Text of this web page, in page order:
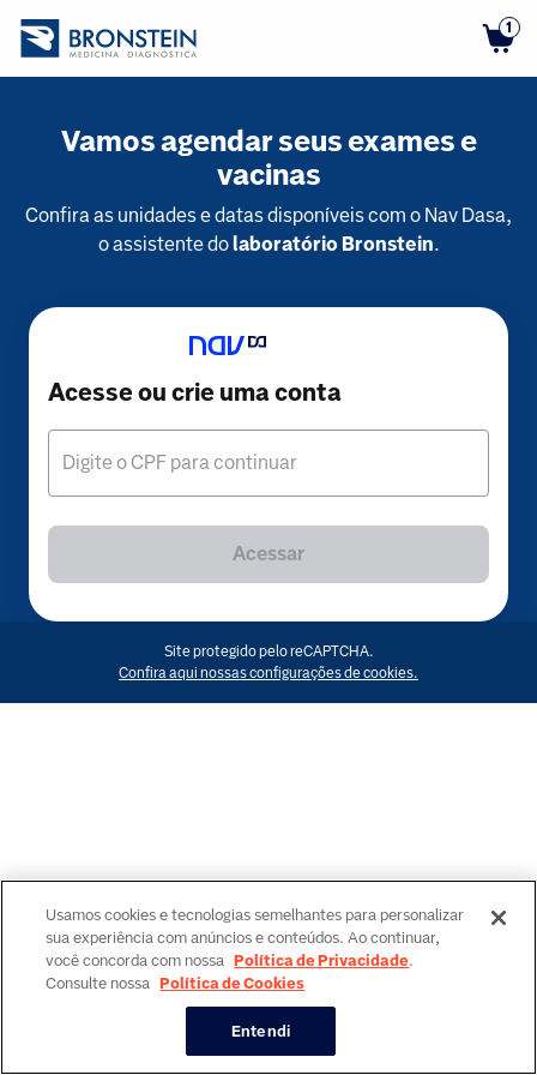
1
Vamos agendar seus exames e
vacinas
Confira as unidades e datas disponíveis com o Nav Dasa,
o assistente dolaboratório Bronstein.
Acesse ou crie uma conta
Digite o CPF para continuar
Acessar
Site protegido pelo reCAPTCHA.
Confira aqui nossas configurações de cookies.
Usamos cookies e tecnologias semelhantes para personalizar
sua experiência com anúncios e conteúdos. Ao continuar,
você concorda com nossa Política de Privacidade.
Consulte nossa Política de Cookies
Entendi